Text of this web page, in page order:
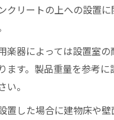
クリートの上への設置
楽器によっては設置室
ます。製品重量を参考
。
置した場合に建物床や